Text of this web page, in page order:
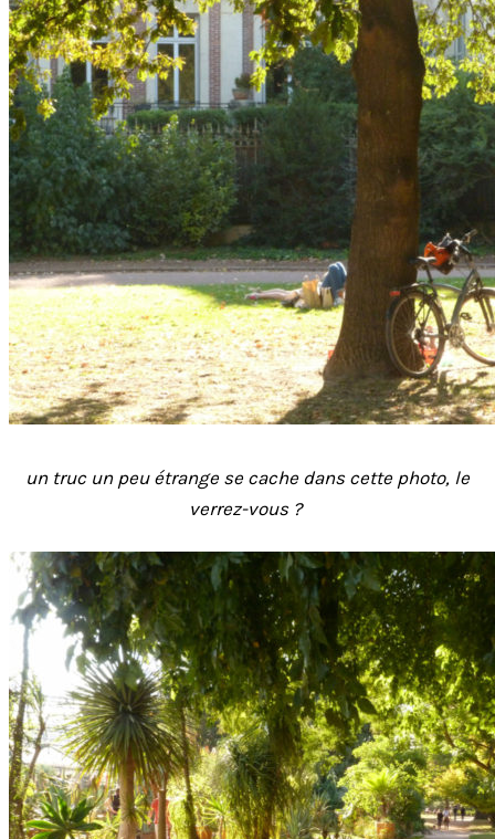
un truc un peu étrange se cache dans cette photo, le
verrez-vous ?